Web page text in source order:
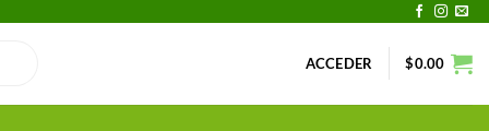
ACCEDER $0.00